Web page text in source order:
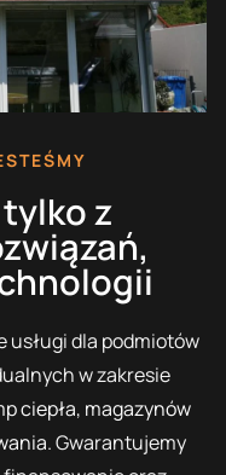
z
usługi dla podmiotów
w zakresie
ciepła, magazynów
. Gwarantujemy